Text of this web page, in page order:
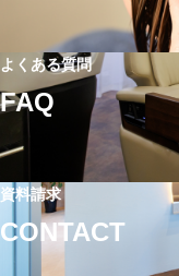
よくある質問
FAQ
資料請求
CONTACT